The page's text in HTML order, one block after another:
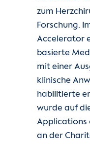
zum
Forschung.
Accelerator
basierte
mit einer
klinische
habilitierte
wurde auf
Applications
an der